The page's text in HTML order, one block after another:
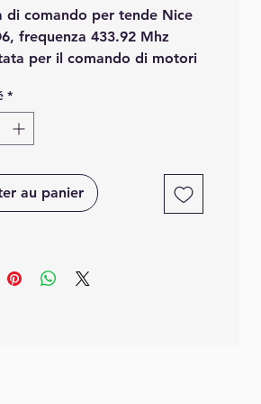
di comando per tende Nice
frequenza 433.92 Mhz
per il comando di motori
centrali MINDY serie “TT”,
rolling code.
PLANO 6 è
*
au panier